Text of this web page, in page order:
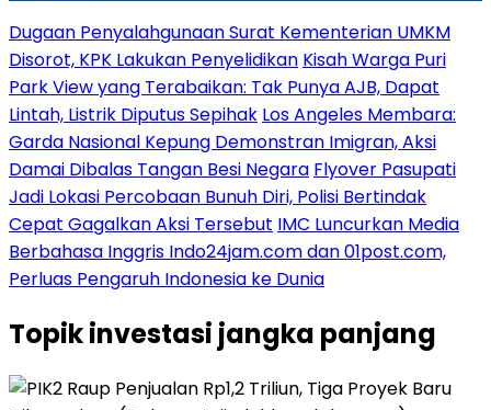
Dugaan Penyalahgunaan Surat Kementerian UMKM
Disorot, KPK Lakukan Penyelidikan Kisah Warga Puri
Park View yang Terabaikan: Tak Punya AJB, Dapat
Lintah, Listrik Diputus Sepihak Los Angeles Membara:
Garda Nasional Kepung Demonstran Imigran, Aksi
Damai Dibalas Tangan Besi Negara Flyover Pasupati
Jadi Lokasi Percobaan Bunuh Diri, Polisi Bertindak
Cepat Gagalkan Aksi Tersebut IMC Luncurkan Media
Berbahasa Inggris Indo24jam.com dan 01post.com,
Perluas Pengaruh Indonesia ke Dunia
Topikinvestasi jangka panjang